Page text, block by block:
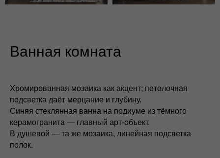
Ванная комната
Хромированная мозаика как акцент; потолочная
подсветка даёт мерцание и глубину.
Синяя стеклянная ванна на подиуме из тёмного
керамогранита — главный арт‑объект.
В душевой — та же мозаика, линейная подсветка
полок.